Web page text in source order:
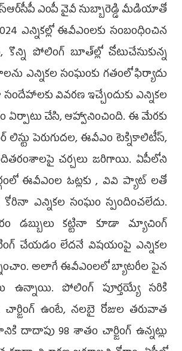
ఎంపీ వైవీ సుబ్బారెడ్డి మీడియాతో
ఎన్నికల్లో ఈవీఎంలకు సంబంధించిన
కొన్ని పోలింగ్ బూత్‌ల్లో చోటుచేసుకున్న
ఎన్నికల సంఘంకు గతంలో ఫిర్యాదు
వివరణ ఇచ్చేందుకు ఎన్నికల
చేసి, ఆహ్వానించింది. ఈ మేరకు
పెరుగుదల, ఈవీఎం టెక్నికాలిటీస్,
చర్చలు జరిగాయి. ఏపీలోని
ఈవీఎంల ఓట్లకు , వివి ప్యాట్ లతో
ఎన్నికల సంఘం స్పందించలేదు.
డబ్బులు కట్టినా కూడా మ్యాచింగ్
చేయడం లేదనే విషయంపై ఎన్నికల
అలాగే ఈవీఎంలలో బ్యాటరీల పైన
ఉన్నాయి. పోలింగ్ పూర్తయ్యే సరికి
ఉంటే, నలబై రోజుల తరువాత
దాదాపు 98 శాతం చార్జింగ్ ఉన్నట్లు